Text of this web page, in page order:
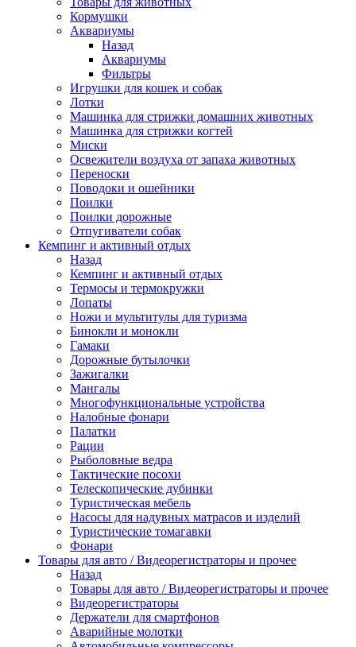
Кормушки
Аквариумы
Назад
Аквариумы
Фильтры
Игрушки для кошек и собак
Лотки
Машинка для стрижки домашних животных
Машинка для стрижки когтей
Миски
Освежители воздуха от запаха животных
Переноски
Поводоки и ошейники
Поилки
Поилки дорожные
Отпугиватели собак
Кемпинг и активный отдых
Назад
Кемпинг и активный отдых
Термосы и термокружки
Лопаты
Ножи и мультитулы для туризма
Бинокли и монокли
Гамаки
Дорожные бутылочки
Зажигалки
Мангалы
Многофункциональные устройства
Налобные фонари
Палатки
Рации
Рыболовные ведра
Тактические посохи
Телескопические дубинки
Туристическая мебель
Насосы для надувных матрасов и изделий
Туристические томагавки
Фонари
Товары для авто / Видеорегистраторы и прочее
Назад
Товары для авто / Видеорегистраторы и прочее
Видеорегистраторы
Держатели для смартфонов
Аварийные молотки